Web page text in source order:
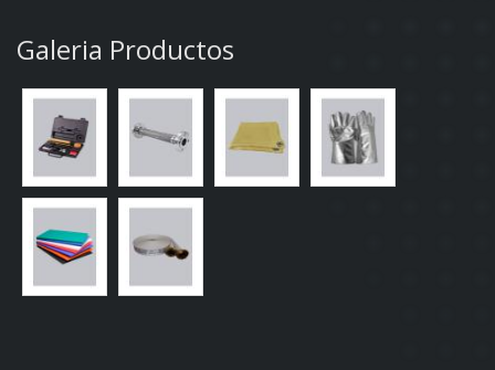
Galeria Productos